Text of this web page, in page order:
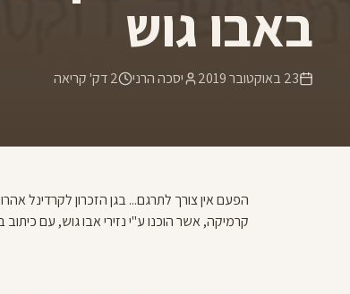
באבו גוש
23 באוקטובר 2019 יסכה הרני 2דק' קריאה
קרמיקה, אשר הוכנו ע"י נזירי אבו גוש, עם